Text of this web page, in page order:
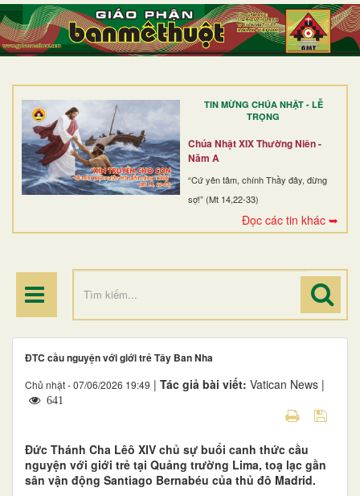
TIN MỪNG CHÚA NHẬT - LỄ
TRỌNG
Chúa Nhật XIX Thường Niên -
Năm A
“Cứ yên tâm, chính Thầy đây, đừng
sợ!” (Mt 14,22-33)
Đọc các tin khác ➥
TRANG NHẤT
GIỚI THIỆU
DÒNG TU
BAN MỤC VỤ
ĐOÀN THỂ CG
ĐIỂM HÀNH HƯƠNG
ĐTC cầu nguyện với giới trẻ Tây Ban Nha
Chủ nhật - 07/06/2026 19:49 | Tác giả bài viết: Vatican News |
641
Đức Thánh Cha Lêô XIV chủ sự buổi canh thức cầu
nguyện với giới trẻ tại Quảng trường Lima, toạ lạc gần
sân vận động Santiago Bernabéu của thủ đô Madrid.